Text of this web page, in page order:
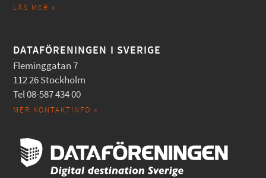
LÄS MER »
DATAFÖRENINGEN I SVERIGE
Fleminggatan 7
112 26 Stockholm
Tel 08-587 434 00
MER KONTAKTINFO »